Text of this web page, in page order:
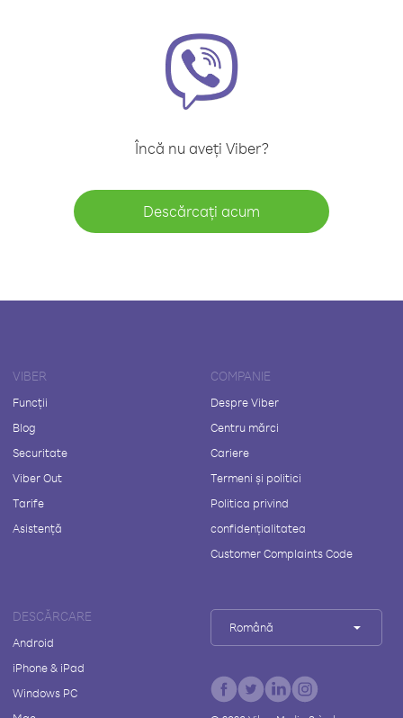
Încă nu aveți Viber?
Descărcați acum
VIBER
Funcții
Blog
Securitate
Viber Out
Tarife
Asistență
COMPANIE
Despre Viber
Centru mărci
Cariere
Termeni și politici
Politica privind
confidențialitatea
Customer Complaints Code
DESCĂRCARE
Android
iPhone & iPad
Windows PC
Română